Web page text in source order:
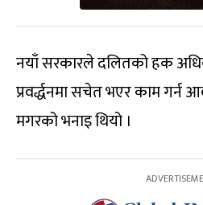
नयाँ सरकारले दलितको हक
प्रवर्द्धनमा सचेत भएर काम
मगरको भनाइ थियो ।